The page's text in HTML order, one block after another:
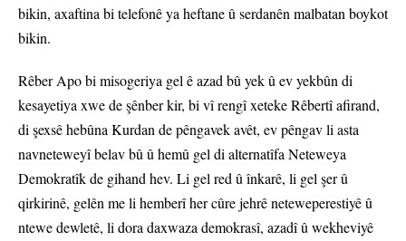
bikin, axaftina bi telefonê ya heftane û serdanên malbatan boykot
bikin.
Rêber Apo bi misogeriya gel ê azad bû yek û ev yekbûn di
kesayetiya xwe de şênber kir, bi vî rengî xeteke Rêbertî afirand,
di şexsê hebûna Kurdan de pêngavek avêt, ev pêngav li asta
navneteweyî belav bû û hemû gel di alternatîfa Neteweya
Demokratîk de gihand hev. Li gel red û înkarê, li gel şer û
qirkirinê, gelên me li hemberî her cûre jehrê neteweperestiyê û
ntewe dewletê, li dora daxwaza demokrasî, azadî û wekheviyê